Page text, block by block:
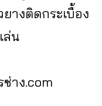
างติดกระเบื้อง
ล่น
าง.com